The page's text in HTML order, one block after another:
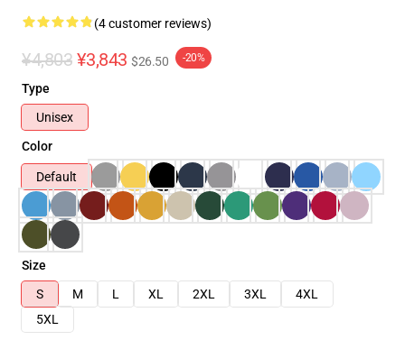
(4 customer reviews)
¥4,803 ¥3,843 $26.50 -20%
Type
Unisex
Color
Default
Size
S
M L XL 2XL 3XL
4XL
5XL